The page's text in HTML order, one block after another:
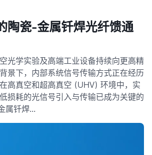
陶瓷-金属钎焊光纤馈通
光学实验及高端工业设备持续向更高精
景下，内部系统信号传输方式正在经历
高真空和超高真空 (UHV) 环境中，实
损耗的光信号引入与传输已成为关键的
属钎焊…